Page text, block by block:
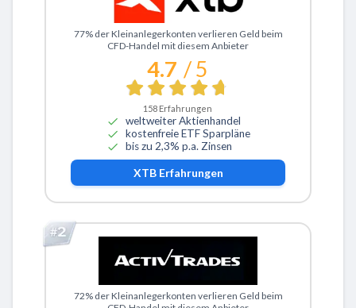
Zu XTB
77% der Kleinanlegerkonten verlieren Geld beim
CFD-Handel mit diesem Anbieter
4.7 / 5
158 Erfahrungen
weltweiter Aktienhandel
kostenfreie ETF Sparpläne
bis zu 2,3% p.a. Zinsen
XTBErfahrungen
Zu ActivTrades
72% der Kleinanlegerkonten verlieren Geld beim